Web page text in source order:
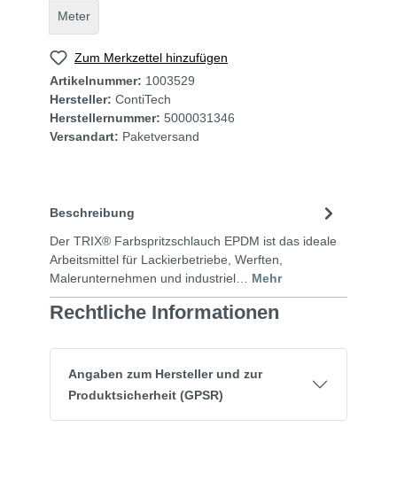
Meter
Zum Merkzettel hinzufügen
Artikelnummer: 1003529
Hersteller: ContiTech
Herstellernummer: 5000031346
Versandart: Paketversand
Beschreibung
Der TRIX® Farbspritzschlauch EPDM ist das ideale
Arbeitsmittel für Lackierbetriebe, Werften,
Malerunternehmen und industriel… Mehr
Rechtliche Informationen
Angaben zum Hersteller und zur
Produktsicherheit (GPSR)